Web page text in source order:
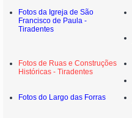
Fotos da Igreja de São
Francisco de Paula -
Tiradentes
Fotos de Ruas e Construções
Históricas - Tiradentes
Fotos do Largo das Forras